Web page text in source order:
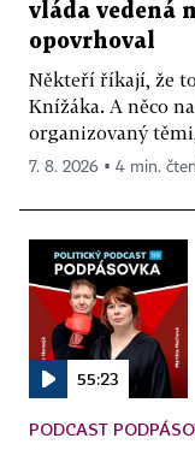
vláda vedená
opovrhoval
Někteří říkají, že
Knížáka. A něco
organizovaný
7. 8. 2026 ▪ 4 min.
55:23
PODCAST